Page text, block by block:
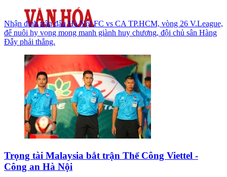
Nhận định trận đấu Hà Nội FC vs CA TP.HCM, vòng 26 V.League,
để nuôi hy vọng mong manh giành huy chương, đội chủ sân Hàng
Đẫy phải thắng.
Trọng tài Malaysia bắt trận Thể Công Viettel -
Công an Hà Nội